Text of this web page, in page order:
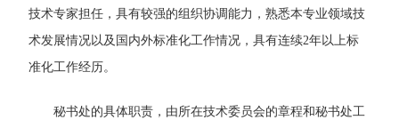
技术专家担任，具有较强的组织协调能力，熟悉本专业领域技
术发展情况以及国内外标准化工作情况，具有连续2年以上标
准化工作经历。
秘书处的具体职责，由所在技术委员会的章程和秘书处工